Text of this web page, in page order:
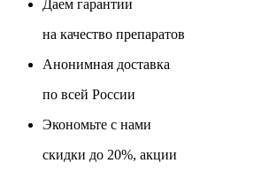
Даем гарантии
на качество препаратов
Анонимная доставка
по всей России
Экономьте с нами
скидки до 20%, акции